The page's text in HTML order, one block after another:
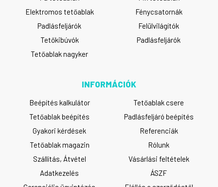
Elektromos tetőablak
Fénycsatornák
Padlásfeljárók
Felülvilágítók
Tetőkibúvók
Padlásfeljárók
Tetőablak nagyker
INFORMÁCIÓK
Beépítés kalkulátor
Tetőablak csere
Tetőablak beépítés
Padlásfeljáró beépítés
Gyakori kérdések
Referenciák
Tetőablak magazin
Rólunk
Szállítás, Átvétel
Vásárlási feltételek
Adatkezelés
ÁSZF